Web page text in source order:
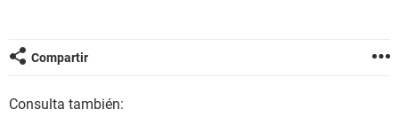
Compartir
Consulta también: